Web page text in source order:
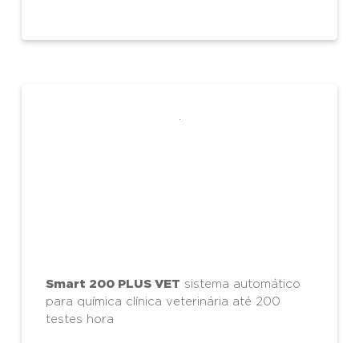
Smart 200 PLUS VET sistema automático
para química clínica veterinária até 200
testes hora